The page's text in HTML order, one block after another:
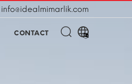
info@idealmimarlik.com
CONTACT